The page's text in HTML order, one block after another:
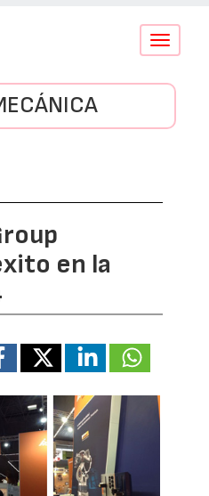
Conmutar
en la